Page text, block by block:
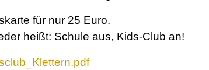
für nur 25 Euro.
heißt: Schule aus, Kids-Club an!